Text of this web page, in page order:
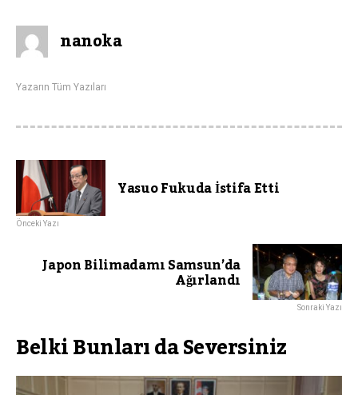
nanoka
Yazarın Tüm Yazıları
Yasuo Fukuda İstifa Etti
Önceki Yazı
Japon Bilimadamı Samsun’da
Ağırlandı
Sonraki Yazı
Belki Bunları da Seversiniz